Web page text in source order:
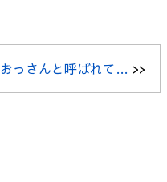
おっさんと呼ばれて… >>